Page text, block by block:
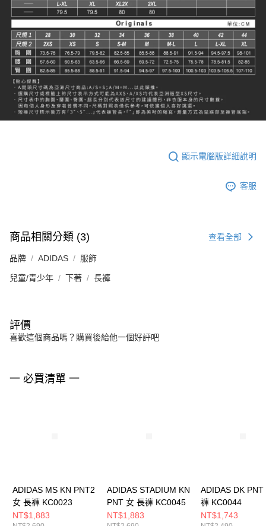
顯示電腦版詳細說明
客服
商品相關分類 (3) 查看全部
品牌 ADIDAS 服飾
兒童/青少年 下著 長褲
評價
喜歡這個商品嗎？購買後給他一個好評吧
一 必買清單 一
ADIDAS MS KN PNT2
女 長褲 KC0023
NT$1,883
ADIDAS STADIUM KN
PNT 女 長褲 KC0045
NT$1,883
ADIDAS DK PNT
褲 KC0044
NT$1,743